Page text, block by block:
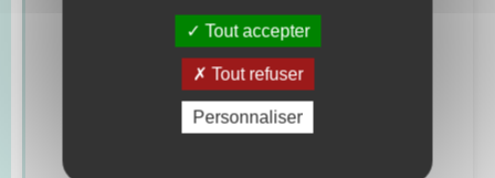
Bornes de recharge électrique
Bus et train
Tout accepter
Tout refuser
Personnaliser